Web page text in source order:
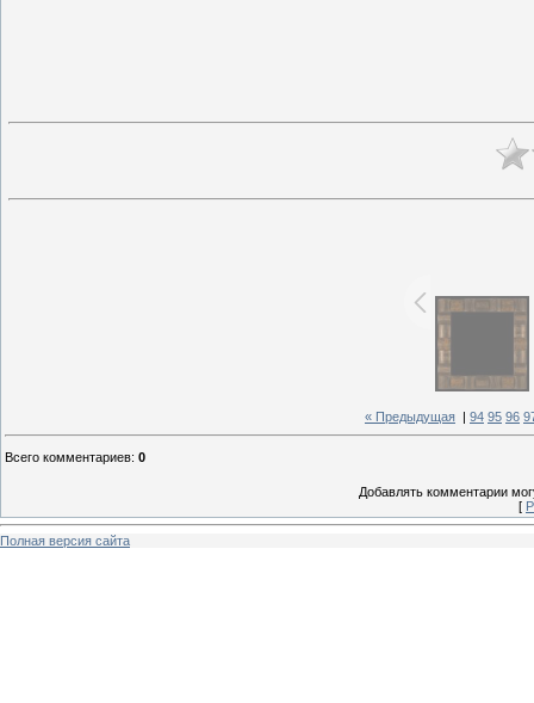
« Предыдущая 94 95 96
Всего комментариев: 0
Добавлять комментарии
[
Полная версия сайта